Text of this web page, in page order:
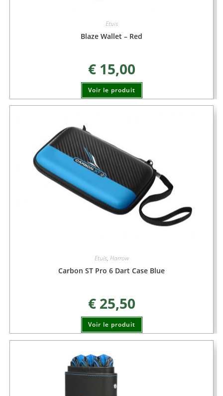
Etuis
Blaze Wallet – Red
€15,00
Voir le produit
Etuis, Harrow
Carbon ST Pro 6 Dart Case Blue
€25,50
Voir le produit